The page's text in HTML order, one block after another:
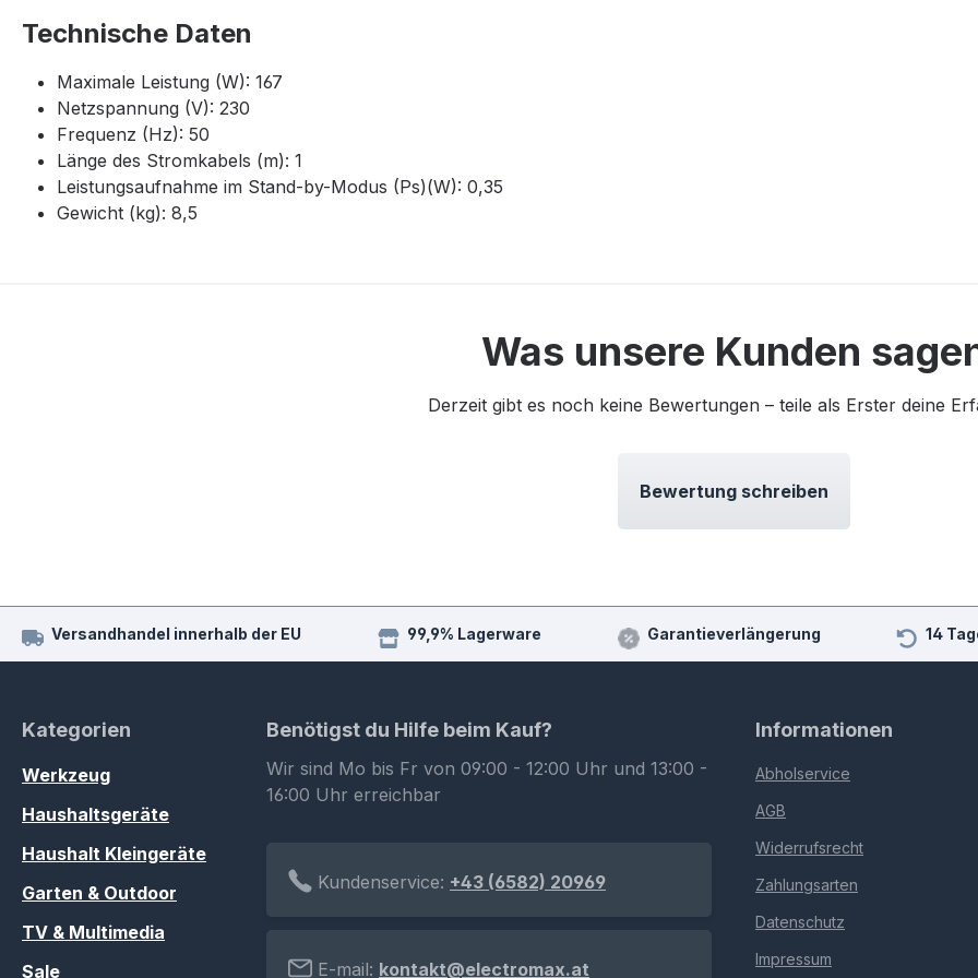
Technische Daten
Maximale Leistung (W): 167
Netzspannung (V): 230
Frequenz (Hz): 50
Länge des Stromkabels (m): 1
Leistungsaufnahme im Stand-by-Modus (Ps)(W): 0,35
Gewicht (kg): 8,5
Was unsere Kunden
Derzeit gibt es noch keine Bewertungen – teile als Erster deine
Bewertung schreiben
Versandhandel innerhalb der EU 99,9% Lagerware Garantieverlängerung 14
Kategorien
Werkzeug
Haushaltsgeräte
Haushalt Kleingeräte
Garten & Outdoor
TV & Multimedia
Sale
Benötigst du Hilfe beim Kauf?
Wir sind Mo bis Fr von 09:00 - 12:00 Uhr und 13:00 -
16:00 Uhr erreichbar
Kundenservice: +43 (6582) 20969
E-mail: kontakt@electromax.at
Informationen
Abholservice
AGB
Widerrufsrecht
Zahlungsarten
Datenschutz
Impressum